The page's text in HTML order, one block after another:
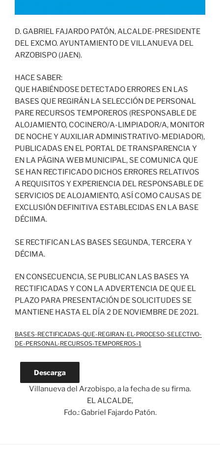
D. GABRIEL FAJARDO PATÓN, ALCALDE-PRESIDENTE
DEL EXCMO. AYUNTAMIENTO DE VILLANUEVA DEL
ARZOBISPO (JAEN).
HACE SABER:
QUE HABIÉNDOSE DETECTADO ERRORES EN LAS
BASES QUE REGIRÁN LA SELECCIÓN DE PERSONAL
PARE RECURSOS TEMPOREROS (RESPONSABLE DE
ALOJAMIENTO, COCINERO/A-LIMPIADOR/A, MONITOR
DE NOCHE Y AUXILIAR ADMINISTRATIVO-MEDIADOR),
PUBLICADAS EN EL PORTAL DE TRANSPARENCIA Y
EN LA PÁGINA WEB MUNICIPAL, SE COMUNICA QUE
SE HAN RECTIFICADO DICHOS ERRORES RELATIVOS
A REQUISITOS Y EXPERIENCIA DEL RESPONSABLE DE
SERVICIOS DE ALOJAMIENTO, ASÍ COMO CAUSAS DE
EXCLUSIÓN DEFINITIVA ESTABLECIDAS EN LA BASE
DÉCIIMA.
SE RECTIFICAN LAS BASES SEGUNDA, TERCERA Y
DÉCIMA.
EN CONSECUENCIA, SE PUBLICAN LAS BASES YA
RECTIFICADAS Y CON LA ADVERTENCIA DE QUE EL
PLAZO PARA PRESENTACIÓN DE SOLICITUDES SE
MANTIENE HASTA EL DÍA 2 DE NOVIEMBRE DE 2021.
BASES-RECTIFICADAS-QUE-REGIRAN-EL-PROCESO-SELECTIVO-
DE-PERSONAL-RECURSOS-TEMPOREROS-1
Descarga
Villanueva del Arzobispo, a la fecha de su firma.
EL ALCALDE,
Fdo.: Gabriel Fajardo Patón.